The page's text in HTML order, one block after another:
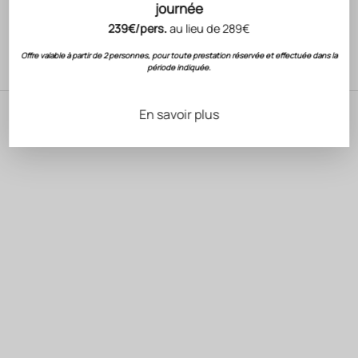
journée
239€/pers.au lieu de 289€
Offre valable à partir de 2 personnes, pour toute prestation réservée et effectuée dans la
période indiquée.
En savoir plus
histoire et ses valeurs de Gérard Bertrand
Châteaux et Domaines du Sud de la France
Ou encore pournous contacter